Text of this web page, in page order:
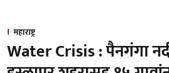
महाराष्ट्र
Water Crisis : पैनगंगा